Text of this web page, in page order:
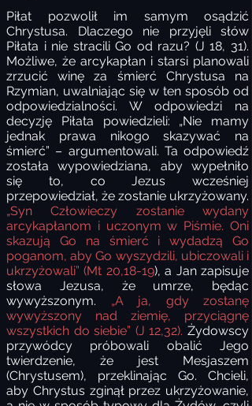
Piłat pozwolił im samym osądzić
Chrystusa. Dlaczego nie przyjęli słów
Piłata i nie stracili Go od razu? (J 18, 31).
Możliwe, że arcykapłan i starsi planowali
zrzucić winę za śmierć Chrystusa na
Rzymian, uwalniając się w ten sposób od
odpowiedzialności. W odpowiedzi na
decyzję Piłata powiedzieli: „Nie mamy
jednak prawa nikogo skazywać na
śmierć” – argumentowali. Ta odpowiedź
została wypowiedziana, aby wypełniło
się to, co Jezus wcześniej
przepowiedział, że zostanie ukrzyżowany.
„Syn Człowieczy zostanie wydany
arcykapłanom i uczonym w Piśmie. Oni
skazują Go na śmierć i wydadzą Go
poganom, aby Go wyszydzili, ubiczowali i
ukrzyżowali” (Mt 20,18-19), a Jan zapisuje
słowa Jezusa, że umrze, będąc
wywyższonym. „A ja, gdy zostanę
wywyższony nad ziemię, przyciągnę
wszystkich do siebie” (J 12,32). Żydowscy
przywódcy próbowali obalić Jego
twierdzenie, że jest Mesjaszem
(Chrystusem), przeklinając Go. Chcieli,
aby Chrystus zginął przez ukrzyżowanie,